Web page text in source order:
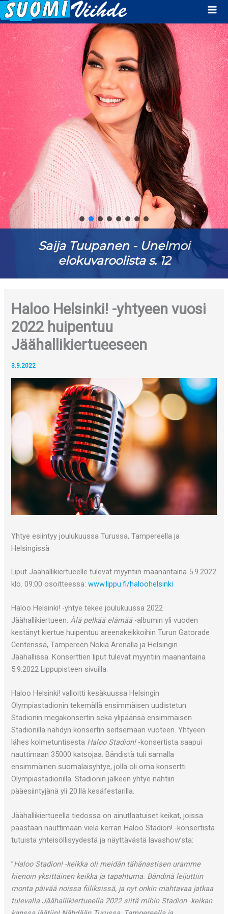
Saija Tuupanen - Unelmoi
elokuvaroolista s. 12
Haloo Helsinki! -yhtyeen vuosi
2022 huipentuu
Jäähallikiertueeseen
3.9.2022
Yhtye esiintyy joulukuussa Turussa, Tampereella ja
Helsingissä
Liput Jäähallikiertueelle tulevat myyntiin maanantaina 5.9.2022
klo. 09:00 osoitteessa:www.lippu.fi/haloohelsinki
Haloo Helsinki! -yhtye tekee joulukuussa 2022
Jäähallikiertueen.Älä pelkää elämää-albumin yli vuoden
kestänyt kiertue huipentuu areenakeikkoihin Turun Gatorade
Centerissä, Tampereen Nokia Arenalla ja Helsingin
Jäähallissa. Konserttien liput tulevat myyntiin maanantaina
5.9.2022 Lippupisteen sivuilla.
Haloo Helsinki! valloitti kesäkuussa Helsingin
Olympiastadionin tekemällä ensimmäisen uudistetun
Stadionin megakonsertin sekä ylipäänsä ensimmäisen
Stadionilla nähdyn konsertin seitsemään vuoteen. Yhtyeen
lähes kolmetuntisesta Haloo Stadion!-konsertista saapui
nauttimaan 35000 katsojaa. Bändistä tuli samalla
ensimmäinen suomalaisyhtye, jolla oli oma konsertti
Olympiastadionilla. Stadionin jälkeen yhtye nähtiin
pääesiintyjänä yli 20:llä kesäfestarilla.
Jäähallikiertueella tiedossa on ainutlaatuiset keikat, joissa
päästään nauttimaan vielä kerran Haloo Stadion! -konsertista
tutuista yhteisöllisyydestä ja näyttävästä lavashow’sta:
”Haloo Stadion! -keikka oli meidän tähänastisen uramme
hienoin yksittäinen keikka ja tapahtuma. Bändinä leijuttiin
monta päivää noissa fiiliksissä, ja nyt onkin mahtavaa jatkaa
tulevalla Jäähallikiertueella 2022 siitä mihin Stadion -keikan